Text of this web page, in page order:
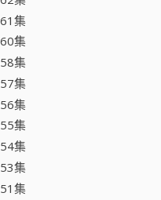
集
集
集
集
集
集
集
集
集